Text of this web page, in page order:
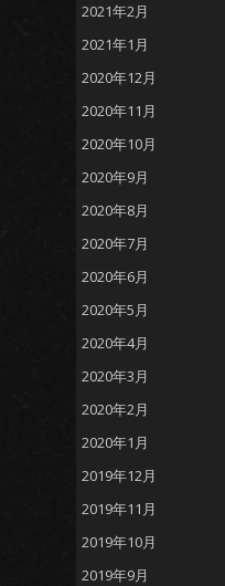
2021年2月
2021年1月
2020年12月
2020年11月
2020年10月
2020年9月
2020年8月
2020年7月
2020年6月
2020年5月
2020年4月
2020年3月
2020年2月
2020年1月
2019年12月
2019年11月
2019年10月
2019年9月